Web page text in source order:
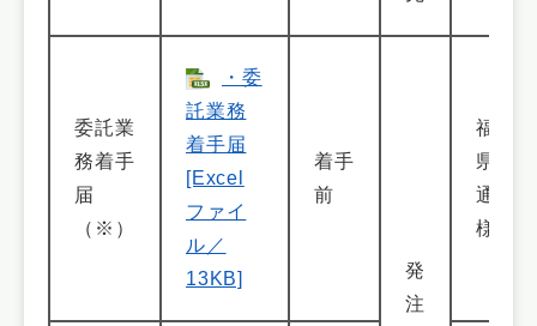
委託業
務着手
届
（※）
・委
託業務
着手届
[Excel
ファイ
ル／
13KB]
着手
前
発
注
福島
県共
通仕
様書